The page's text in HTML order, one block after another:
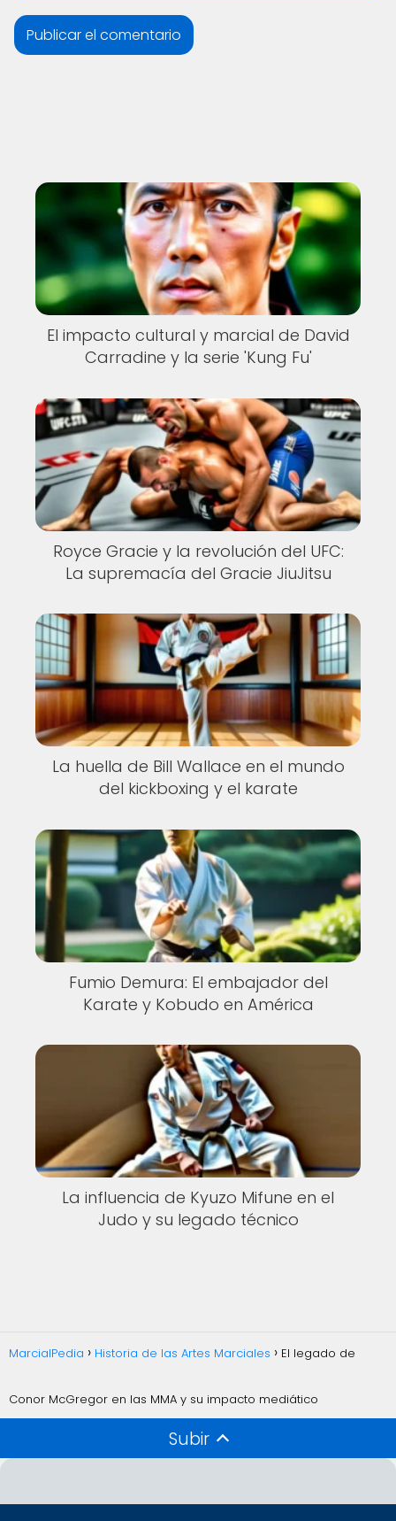
El impacto cultural y marcial de David
Carradine y la serie 'Kung Fu'
Royce Gracie y la revolución del UFC:
La supremacía del Gracie JiuJitsu
La huella de Bill Wallace en el mundo
del kickboxing y el karate
Fumio Demura: El embajador del
Karate y Kobudo en América
La influencia de Kyuzo Mifune en el
Judo y su legado técnico
MarcialPedia Historia de las Artes Marciales El legado de
Conor McGregor en las MMA y su impacto mediático
Subir